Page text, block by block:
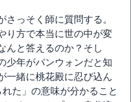
さっそく師に質問する。
り方で本当に世の中が変
んと答えるのか？そし
少年がバンウォンだと知
一緒に桃花殿に忍び込ん
た」の意味が分かること